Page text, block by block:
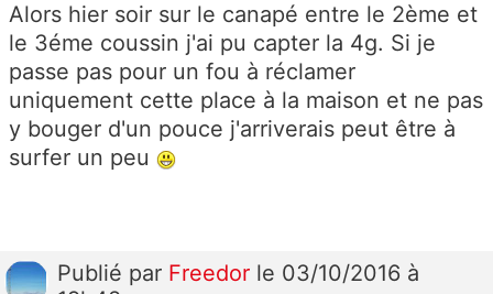
Alors hier soir sur le canapé entre le 2ème et
le 3éme coussin j'ai pu capter la 4g. Si je
passe pas pour un fou à réclamer
uniquement cette place à la maison et ne pas
y bouger d'un pouce j'arriverais peut être à
surfer un peu
Publié par Freedor le 03/10/2016 à